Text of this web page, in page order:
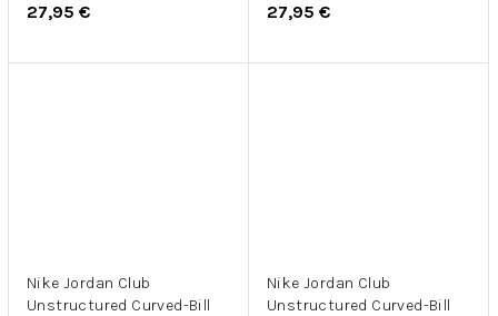
27,95 € 27,95 €
Nike Jordan Club
Unstructured Curved-Bill
Nike Jordan Club
Unstructured Curved-Bill